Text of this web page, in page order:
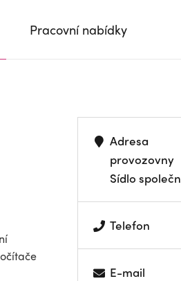
Pracovní nabídky
Adresa
provozovny
Sídlo
Telefon
E-mail